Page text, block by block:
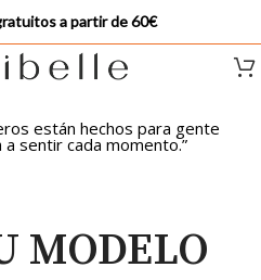
a partir de 60€
están hechos para gente
sentir cada momento.”
MODELO